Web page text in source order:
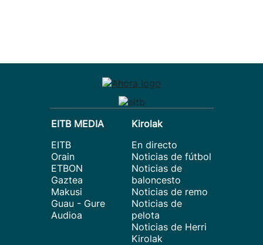
EITB MEDIA
EITB
Orain
ETBON
Gaztea
Makusi
Guau - Gure
Audioa
Kirolak
En directo
Noticias de fútbol
Noticias de
baloncesto
Noticias de remo
Noticias de
pelota
Noticias de Herri
Kirolak